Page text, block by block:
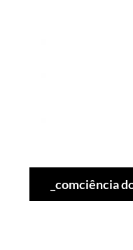
_comciência